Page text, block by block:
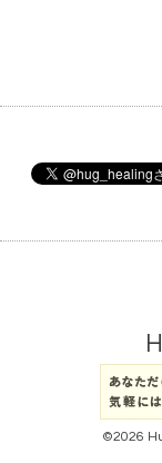
©2026